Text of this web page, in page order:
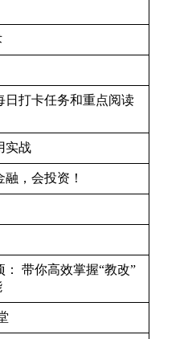
日打卡任务和重点阅读
实战
融，会投资！
： 带你高效掌握“教改”